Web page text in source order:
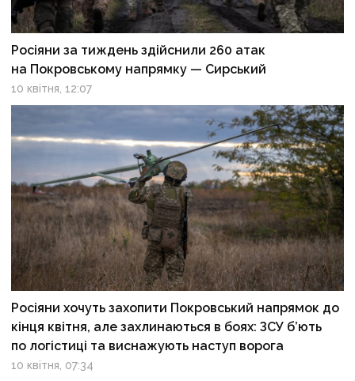
Росіяни за тиждень здійснили 260 атак
на Покровському напрямку — Сирський
10 квітня, 12:07
Росіяни хочуть захопити Покровський напрямок до
кінця квітня, але захлинаються в боях: ЗСУ б’ють
по логістиці та виснажують наступ ворога
10 квітня, 07:34